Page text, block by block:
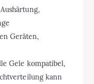
Geräten,
Gele kompatibel,
kann